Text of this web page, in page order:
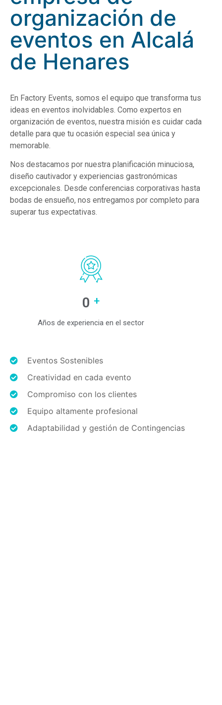
organización de
eventos en Alcalá
de Henares
En Factory Events, somos el equipo que transforma tus
ideas en eventos inolvidables. Como expertos en
organización de eventos, nuestra misión es cuidar cada
detalle para que tu ocasión especial sea única y
memorable.
Nos destacamos por nuestra planificación minuciosa,
diseño cautivador y experiencias gastronómicas
excepcionales. Desde conferencias corporativas hasta
bodas de ensueño, nos entregamos por completo para
superar tus expectativas.
0 +
Años de experiencia en el sector
Eventos Sostenibles
Creatividad en cada evento
Compromiso con los clientes
Equipo altamente profesional​
Adaptabilidad y gestión de Contingencias